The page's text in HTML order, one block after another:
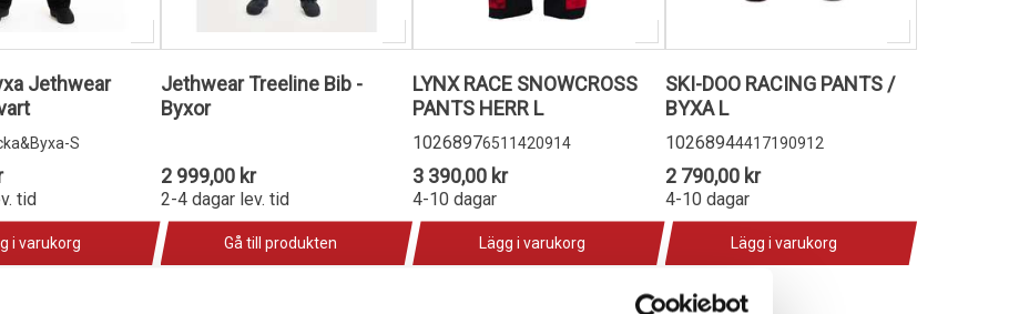
Jethwear
S
tid
i varukorg
Jethwear Treeline Bib -
Byxor
2 999,00 kr
2-4 dagar lev. tid
Gå till produkten
LYNX RACE SNOWCROSS
PANTS HERR L
10268976511420914
3 390,00 kr
4-10 dagar
Lägg i varukorg
SKI-DOO RACING PANTS /
BYXA L
10268944417190912
2 790,00 kr
4-10 dagar
Lägg i varukorg